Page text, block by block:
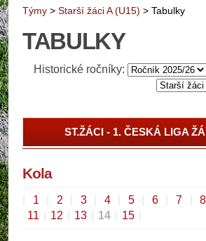
Týmy > Starší žáci A (U15) > Tabulky
TABULKY
Historické ročníky:
ST.ŽÁCI - 1. ČESKÁ LIGA
16
Kola
1 2 3 4 5 6 7 8
11
12 13 14 15